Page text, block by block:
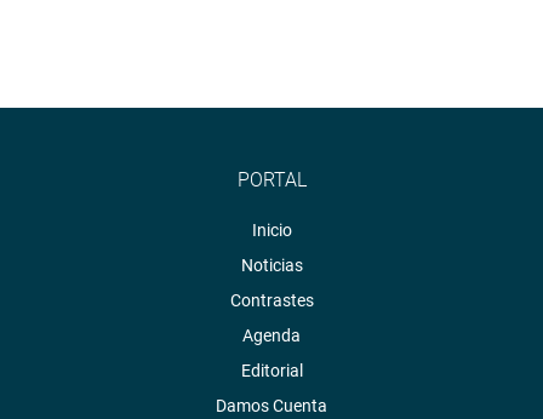
PORTAL
Inicio
Noticias
Contrastes
Agenda
Editorial
Damos Cuenta